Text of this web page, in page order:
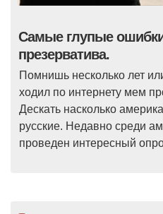
Самые глупые
презерватива.
Помнишь несколько лет
ходил по интернету мем
Дескать насколько
русские. Недавно среди
проведен интересный